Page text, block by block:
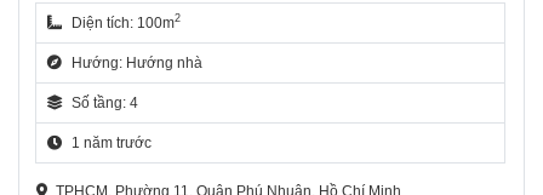
Diện tích: 100m2
Hướng: Hướng nhà
Số tầng: 4
1 năm trước
TPHCM, Phường 11, Quận Phú Nhuận, Hồ Chí Minh